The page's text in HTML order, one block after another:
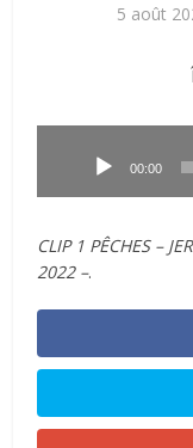
5 août
00:00
CLIP 1 PÊCHES –
2022 –.